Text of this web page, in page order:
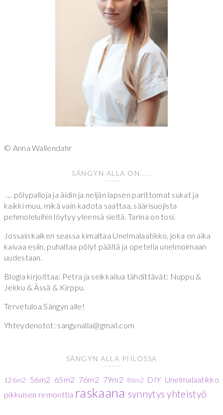
© Anna Wallendahr
SÄNGYN ALLA ON.....
.... pölypalloja ja äidin ja neljän lapsen parittomat sukat ja
kaikki muu, mikä vain kadota saattaa, säärisuojista
pehmoleluihin löytyy yleensä sieltä. Tarina on tosi.
Jossain kaiken seassa kimaltaa Unelmalaatikko, joka on aika
kaivaa esiin, puhaltaa pölyt päältä ja opetella unelmoimaan
uudestaan.
Blogia kirjoittaa: Petra ja seikkailua tähdittävät: Nuppu &
Jekku & Ässä & Kirppu.
Tervetuloa Sängyn alle!
Yhteydenotot: sangynalla@gmail.com
SÄNGYN ALLA PIILOSSA
126m2 56m2 65m2 76m2 79m2 86m2 DIY Unelmalaatikko
pikkuisen remonttia raskaana synnytys yhteistyö